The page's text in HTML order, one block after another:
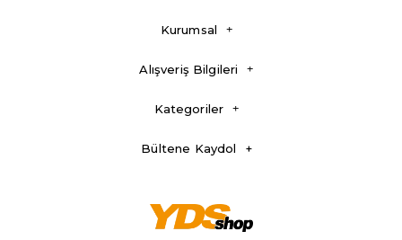
hareket etmeniz için özel olarak tasarlanmış
cepleriyle her türlü aktivite için uygunlardır. Ayrıca nefes
Kar Küreği: Özellikle kış aylarında karla kaplı dağlarda veya
mücadelede büyük bir yardımcınız olur.
outdoor aktiviteleriniz için idealdir.
Kurumsal
Alışveriş Bilgileri
Kategoriler
Bültene Kaydol